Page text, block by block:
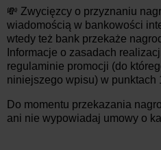
💸 Zwycięzcy o przyznaniu
wiadomością w bankowości
wtedy też bank przekaże
Informacje o zasadach
regulaminie promocji (do
niniejszego wpisu) w punktach
Do momentu przekazania
ani nie wypowiadaj umowy o